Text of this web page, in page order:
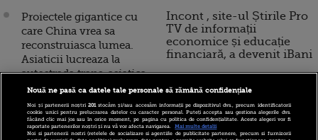
Proiectele gigantice cu
care China vrea sa
reconstruiasca lumea.
Asiaticii lucreaza la
autostrada trans-asiatica
FOTO
Bursele asiatice si
moneda euro au scazut
Incont , site-ul Știrile Pro
TV de informații
economice și educație
financiară, a devenit iBani
10 reguli pentru decizii
financiare inteligente
Nouă ne pasă ca datele tale personale să rămână confidențiale
Noi și partenerii noștri201stocăm și/sau accesăm informații pe dispozitivul dvs., precum identificatorii
cookie unici pentru prelucrarea datelor cu caracter personal. Puteți accepta sau gestiona alegerile dvs.
făcând clic mai jos sau în orice moment, pe pagina cu politica de confidențialitate. Aceste alegeri vor fi
raportate partenerilor noștri și nu vă vor afecta navigarea.
Mai multe detalii
Noi si partenerii nostri (retelele de socializare si agentiile de publicitate partenere, precum si furnizorii